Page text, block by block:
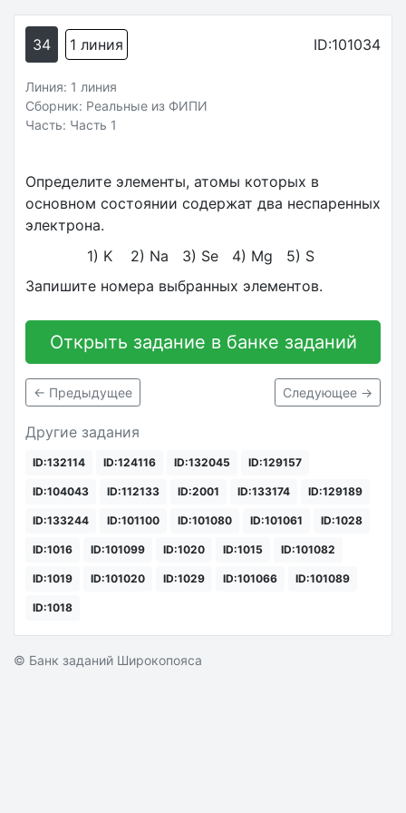
34 1 линия ID:101034
Линия: 1 линия
Сборник: Реальные из ФИПИ
Часть: Часть 1
Определите элементы, атомы которых в
основном состоянии содержат два неспаренных
электрона.
1) K 2) Na 3) Se 4) Mg 5) S
Запишите номера выбранных элементов.
Открыть задание в банке заданий
← Предыдущее Следующее →
Другие задания
ID:132114 ID:124116 ID:132045 ID:129157
ID:104043 ID:112133 ID:2001 ID:133174 ID:129189
ID:133244 ID:101100 ID:101080 ID:101061 ID:1028
ID:1016 ID:101099 ID:1020 ID:1015 ID:101082
ID:1019 ID:101020 ID:1029 ID:101066 ID:101089
ID:1018
© Банк заданий Широкопояса